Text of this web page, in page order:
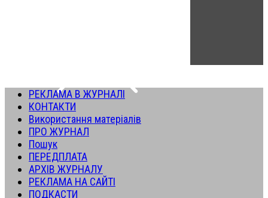
РЕКЛАМА В ЖУРНАЛІ
КОНТАКТИ
Використання матеріалів
ПРО ЖУРНАЛ
Пошук
ПЕРЕДПЛАТА
АРХІВ ЖУРНАЛУ
РЕКЛАМА НА САЙТІ
ПОДКАСТИ